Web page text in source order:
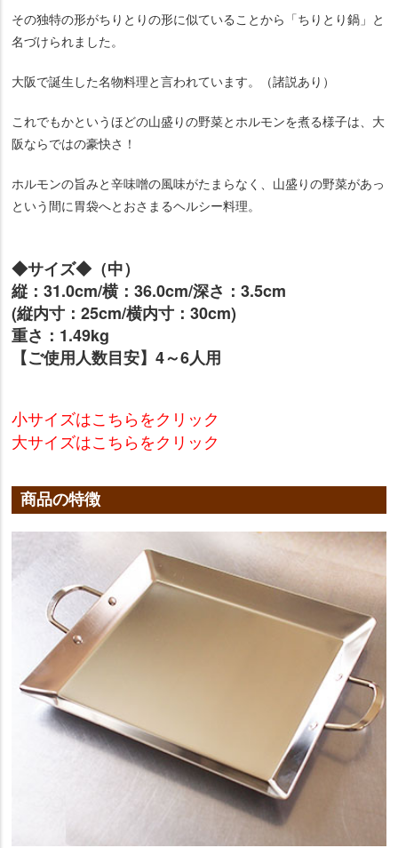
その独特の形がちりとりの形に似ていることから「ちりとり鍋」と
名づけられました。
大阪で誕生した名物料理と言われています。（諸説あり）
これでもかというほどの山盛りの野菜とホルモンを煮る様子は、大
阪ならではの豪快さ！
ホルモンの旨みと辛味噌の風味がたまらなく、山盛りの野菜があっ
という間に胃袋へとおさまるヘルシー料理。
◆サイズ◆（中）
縦：31.0cm/横：36.0cm/深さ：3.5cm
(縦内寸：25cm/横内寸：30cm)
重さ：1.49kg
【ご使用人数目安】4～6人用
小サイズはこちらをクリック
大サイズはこちらをクリック
商品の特徴